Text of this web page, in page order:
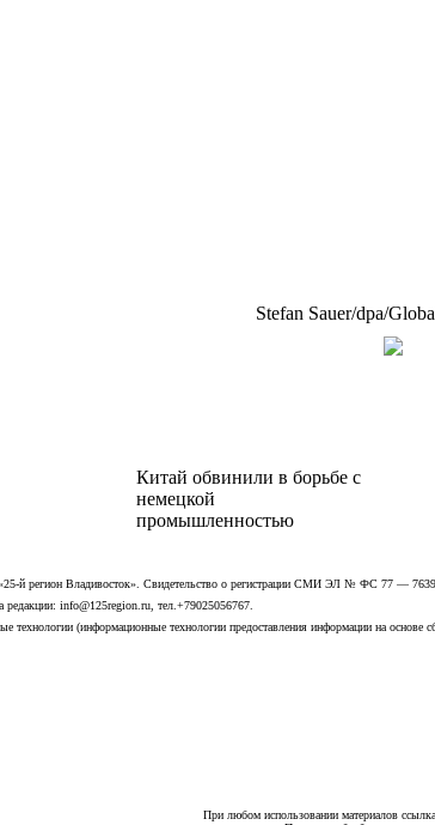
Stefan Sauer/dpa/
Китай обвинили в борьбе с
немецкой
промышленностью
«25-й регион Владивосток». Свидетельство о регистрации СМИ ЭЛ № ФС 77 —
info@125region.ru, тел.+79025056767.
технологии (информационные технологии предоставления информации на
При любом использовании материалов